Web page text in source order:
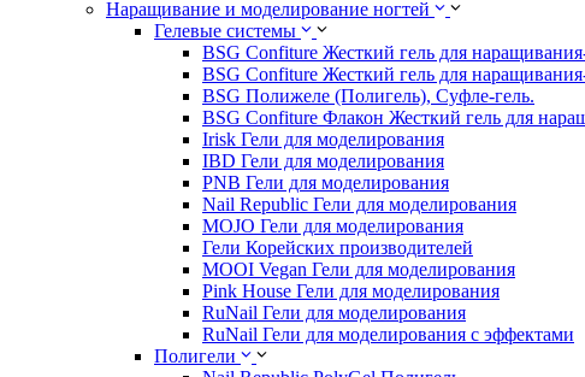
Наращивание и моделирование ногтей
Гелевые системы
BSG Confiture Жесткий гель для
BSG Confiture Жесткий гель для
BSG Полижеле (Полигель), Суфле-гель.
BSG Confiture Флакон Жесткий гель для
Irisk Гели для моделирования
IBD Гели для моделирования
PNB Гели для моделирования
Nail Republic Гели для моделирования
MOJO Гели для моделирования
Гели Корейских производителей
MOOI Vegan Гели для моделирования
Pink House Гели для моделирования
RuNail Гели для моделирования
RuNail Гели для моделирования с эффектами
Полигели